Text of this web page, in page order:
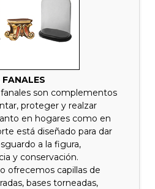
fanales son complementos
proteger y realzar
en hogares como en
está diseñado para dar
a la figura,
y conservación.
ofrecemos capillas de
bases torneadas,